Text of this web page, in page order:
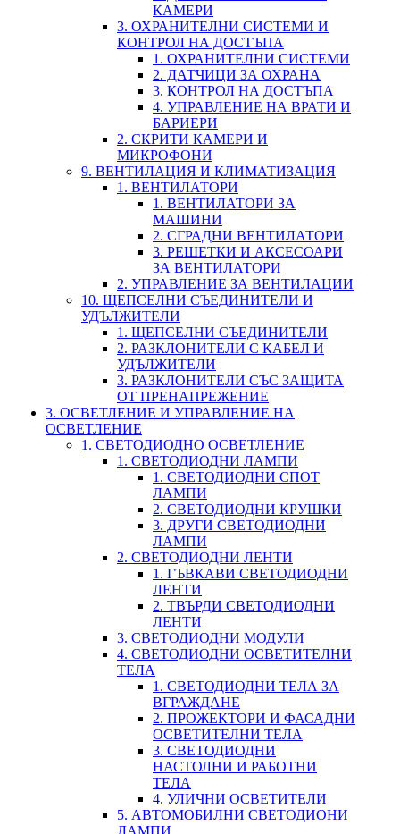
КАМЕРИ
3. ОХРАНИТЕЛНИ СИСТЕМИ И
КОНТРОЛ НА ДОСТЪПА
1. ОХРАНИТЕЛНИ СИСТЕМИ
2. ДАТЧИЦИ ЗА ОХРАНА
3. КОНТРОЛ НА ДОСТЪПА
4. УПРАВЛЕНИЕ НА ВРАТИ И
БАРИЕРИ
2. СКРИТИ КАМЕРИ И
МИКРОФОНИ
9. ВЕНТИЛАЦИЯ И КЛИМАТИЗАЦИЯ
1. ВЕНТИЛАТОРИ
1. ВЕНТИЛАТОРИ ЗА
МАШИНИ
2. СГРАДНИ ВЕНТИЛАТОРИ
3. РЕШЕТКИ И АКСЕСОАРИ
ЗА ВЕНТИЛАТОРИ
2. УПРАВЛЕНИЕ ЗА ВЕНТИЛАЦИИ
10. ЩЕПСЕЛНИ СЪЕДИНИТЕЛИ И
УДЪЛЖИТЕЛИ
1. ЩЕПСЕЛНИ СЪЕДИНИТЕЛИ
2. РАЗКЛОНИТЕЛИ С КАБЕЛ И
УДЪЛЖИТЕЛИ
3. РАЗКЛОНИТЕЛИ СЪС ЗАЩИТА
ОТ ПРЕНАПРЕЖЕНИЕ
3. ОСВЕТЛЕНИЕ И УПРАВЛЕНИЕ НА
ОСВЕТЛЕНИЕ
1. СВЕТОДИОДНО ОСВЕТЛЕНИЕ
1. СВЕТОДИОДНИ ЛАМПИ
1. СВЕТОДИОДНИ СПОТ
ЛАМПИ
2. СВЕТОДИОДНИ КРУШКИ
3. ДРУГИ СВЕТОДИОДНИ
ЛАМПИ
2. СВЕТОДИОДНИ ЛЕНТИ
1. ГЪВКАВИ СВЕТОДИОДНИ
ЛЕНТИ
2. ТВЪРДИ СВЕТОДИОДНИ
ЛЕНТИ
3. СВЕТОДИОДНИ МОДУЛИ
4. СВЕТОДИОДНИ ОСВЕТИТЕЛНИ
ТЕЛА
1. СВЕТОДИОДНИ ТЕЛА ЗА
ВГРАЖДАНЕ
2. ПРОЖЕКТОРИ И ФАСАДНИ
ОСВЕТИТЕЛНИ ТЕЛА
3. СВЕТОДИОДНИ
НАСТОЛНИ И РАБОТНИ
ТЕЛА
4. УЛИЧНИ ОСВЕТИТЕЛИ
5. АВТОМОБИЛНИ СВЕТОДИОНИ
ЛАМПИ